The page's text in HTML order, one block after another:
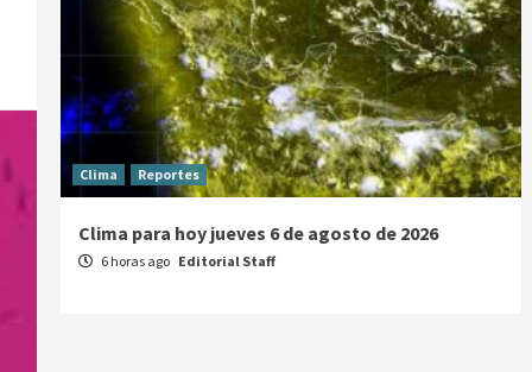
Clima Reportes
Clima para hoy jueves 6 de agosto de 2026
6 horas ago Editorial Staff